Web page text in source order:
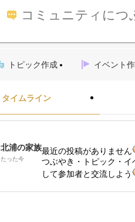
コミュニティにつ
トピック作成 イベント
タイムライン
北浦の家族
たった今
最近の投稿がありません
つぶやき・トピック・
して参加者と交流しよう